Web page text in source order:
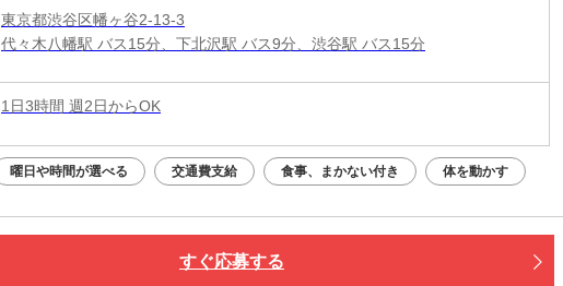
東京都渋谷区幡ヶ谷2-13-3
代々木八幡駅 バス15分、下北沢駅 バス9分、渋谷駅 バス15分
1日3時間 週2日からOK
曜日や時間が選べる 交通費支給 食事、まかない付き 体を動かす
すぐ応募する